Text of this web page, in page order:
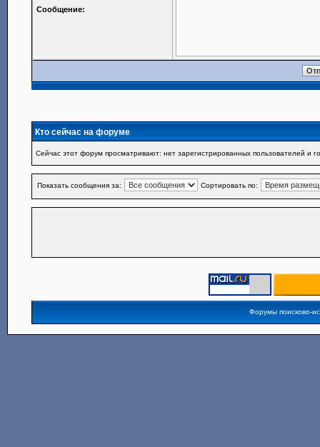
Сообщение:
Кто сейчас на форуме
Сейчас этот форум просматривают: нет зарегистрированных пользователей и
Показать сообщения за: Сортировать по:
Форумы поисково-